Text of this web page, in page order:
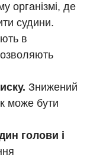
неврології
організмі, де
судини.
в
Знижений
може бути
голови і